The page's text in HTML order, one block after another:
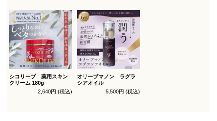
シコリーブ 薬用スキン
クリーム 180g
2,640円 (税込)
オリーブマノン ラグラ
シアオイル
5,500円 (税込)